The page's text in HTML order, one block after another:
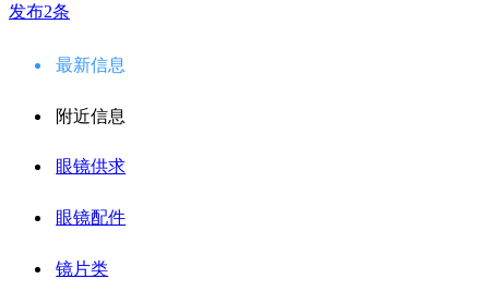
发布2条
最新信息
附近信息
眼镜供求
眼镜配件
镜片类